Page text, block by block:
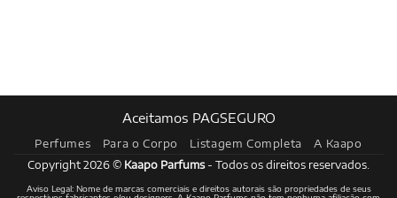
Aceitamos PAGSEGURO
Perfumes Para o Corpo Listagem Completa A Kaapo
Copyright 2026 © Kaapo Parfums- Todos os direitos reservados.
Aviso Legal: Nome de marcas comerciais e direitos autorais são propriedades de seus